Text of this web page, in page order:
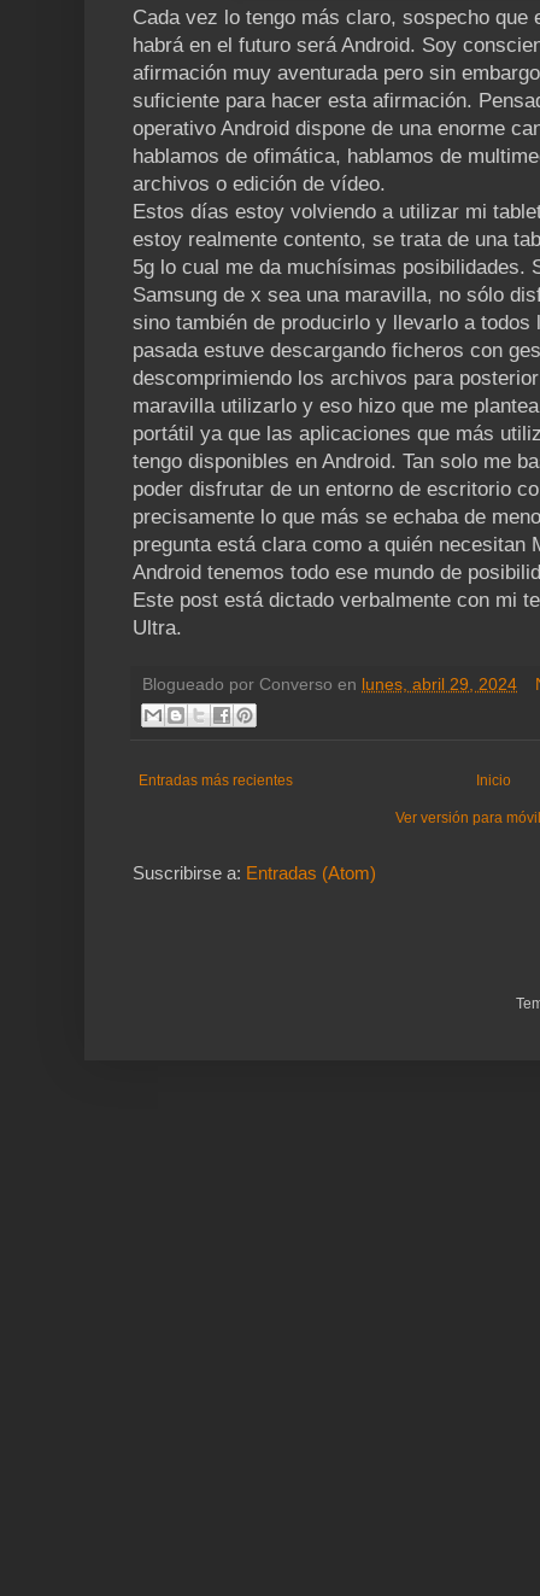
Cada vez lo tengo más claro, sospecho que
habrá en el futuro será Android. Soy
afirmación muy aventurada pero sin
suficiente para hacer esta afirmación.
operativo Android dispone de una enorme
hablamos de ofimática, hablamos de
archivos o edición de vídeo.
Estos días estoy volviendo a utilizar mi
estoy realmente contento, se trata de una
5g lo cual me da muchísimas posibilidades.
Samsung de x sea una maravilla, no sólo
sino también de producirlo y llevarlo a todos
pasada estuve descargando ficheros con
descomprimiendo los archivos para
maravilla utilizarlo y eso hizo que me
portátil ya que las aplicaciones que más
tengo disponibles en Android. Tan solo me
poder disfrutar de un entorno de escritorio
precisamente lo que más se echaba de
pregunta está clara como a quién necesitan
Android tenemos todo ese mundo de
Este post está dictado verbalmente con mi
Ultra.
Blogueado por Converso en lunes, abril 29, 2024
Entradas más recientes Inicio
Ver versión para
Suscribirse a: Entradas (Atom)